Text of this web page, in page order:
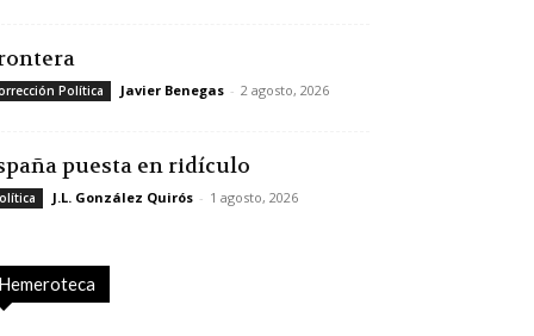
Política Javier Benegas - 2 agosto, 2026
puesta en ridículo
J.L. González Quirós - 1 agosto, 2026
Hemeroteca